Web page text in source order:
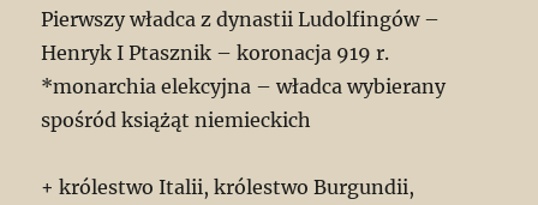
Pierwszy władca z dynastii Ludolfingów –
Henryk I Ptasznik – koronacja 919 r.
*monarchia elekcyjna – władca wybierany
spośród książąt niemieckich
+ królestwo Italii, królestwo Burgundii,